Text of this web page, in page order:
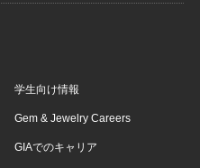
学生向け情報
Gem & Jewelry Careers
GIAでのキャリア